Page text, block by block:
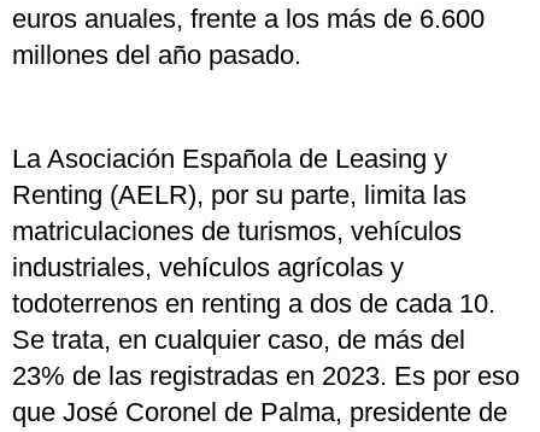
euros anuales, frente a los más de 6.600
millones del año pasado.
La Asociación Española de Leasing y
Renting (AELR), por su parte, limita las
matriculaciones de turismos, vehículos
industriales, vehículos agrícolas y
todoterrenos en renting a dos de cada 10.
Se trata, en cualquier caso, de más del
23% de las registradas en 2023. Es por eso
que José Coronel de Palma, presidente de